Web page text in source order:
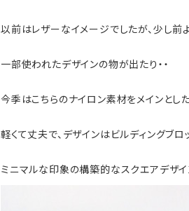
以前はレザーなイメージでしたが、少し前
一部使われたデザインの物が出たり・・
今季はこちらのナイロン素材をメインとし
軽くて丈夫で、デザインはビルディングブロ
ミニマルな印象の構築的なスクエアデザイ